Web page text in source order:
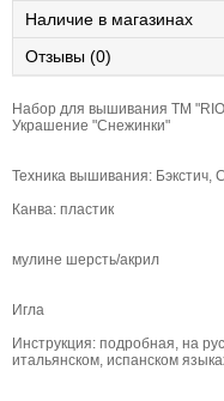
Наличие в магазинах
Отзывы (0)
Набор для вышивания ТМ
Украшение "Снежинки"
Техника вышивания: Бэкстич,
Канва: пластик
мулине шерсть/акрил
Игла
Инструкция: подробная, на
итальянском, испанском